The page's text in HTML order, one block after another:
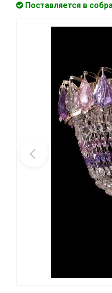
Поставляется в